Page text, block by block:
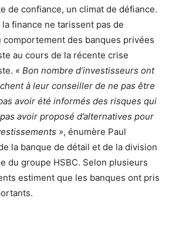
de confiance, un climat de défiance.
finance ne tarissent pas de
comportement des banques privées
au cours de la récente crise
« Bon nombre d’investisseurs ont
à leur conseiller de ne pas être
avoir été informés des risques qui
avoir proposé d’alternatives pour
», énumère Paul
la banque de détail et de la division
du groupe HSBC. Selon plusieurs
estiment que les banques ont pris